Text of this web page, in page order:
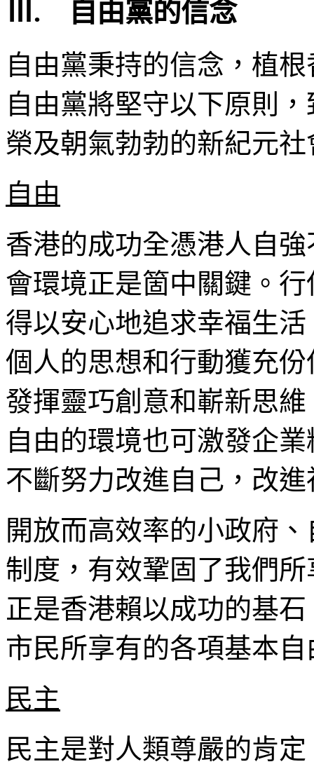
Ⅲ. 自由黨的信念
自由黨秉持的信念，植
自由黨將堅守以下原則
榮及朝氣勃勃的新紀元社
自由
香港的成功全憑港人自
會環境正是箇中關鍵。
得以安心地追求幸福生
個人的思想和行動獲充
發揮靈巧創意和嶄新思
自由的環境也可激發企
不斷努力改進自己，改進
開放而高效率的小政府
制度，有效鞏固了我們
正是香港賴以成功的基
市民所享有的各項基本自
民主
民主是對人類尊嚴的肯